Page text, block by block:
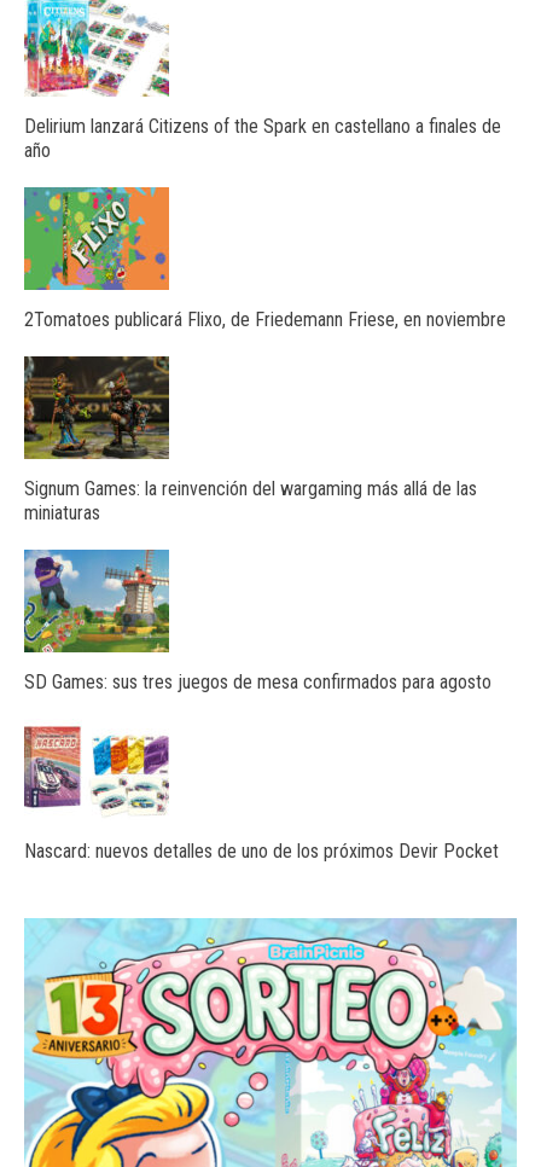
Delirium lanzará Citizens of the Spark en castellano a finales de
año
2Tomatoes publicará Flixo, de Friedemann Friese, en noviembre
Signum Games: la reinvención del wargaming más allá de las
miniaturas
SD Games: sus tres juegos de mesa confirmados para agosto
Nascard: nuevos detalles de uno de los próximos Devir Pocket